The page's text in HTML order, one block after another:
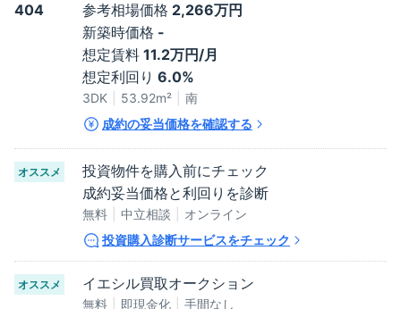
404 参考相場価格 2,266万円
新築時価格 -
想定賃料 11.2万円/月
想定利回り 6.0%
3DK 53.92m²
南
成約の妥当価格を確認する
オススメ
投資物件を購入前にチェック
成約妥当価格と利回りを診断
無料 中立相談
オンライン
投資購入診断サービスをチェック
オススメ イエシル買取オークション
無料 即現金化
手間なし